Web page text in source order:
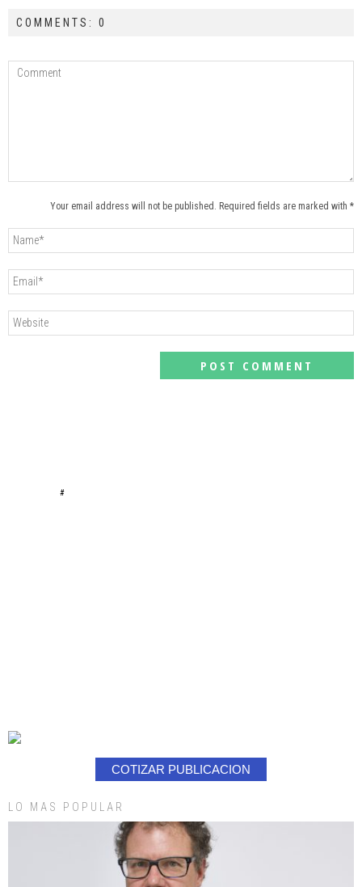
COMMENTS: 0
Your email address will not be published. Required fields are marked with *
#
COTIZAR PUBLICACION
LO MAS POPULAR